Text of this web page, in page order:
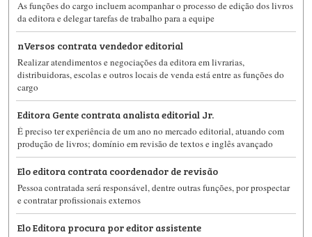
As funções do cargo incluem acompanhar o processo de edição dos livros
da editora e delegar tarefas de trabalho para a equipe
nVersos contrata vendedor editorial
Realizar atendimentos e negociações da editora em livrarias,
distribuidoras, escolas e outros locais de venda está entre as funções do
cargo
Editora Gente contrata analista editorial Jr.
É preciso ter experiência de um ano no mercado editorial, atuando com
produção de livros; domínio em revisão de textos e inglês avançado
Elo editora contrata coordenador de revisão
Pessoa contratada será responsável, dentre outras funções, por prospectar
e contratar profissionais externos
Elo Editora procura por editor assistente